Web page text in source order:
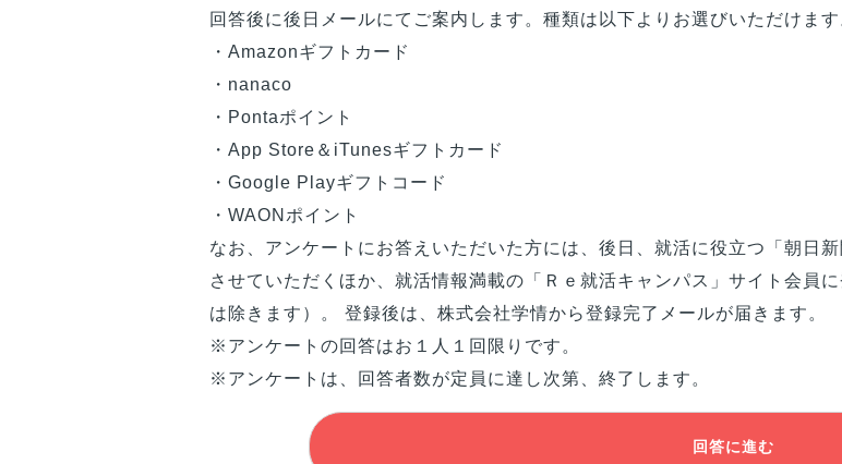
回答後に後日メールにてご案内します。種類は以下よりお選びいただけます
・Amazonギフトカード
・nanaco
・Pontaポイント
・App Store＆iTunesギフトカード
・Google Playギフトコード
・WAONポイント
なお、アンケートにお答えいただいた方には、後日、就活に役立つ「朝日
させていただくほか、就活情報満載の「Ｒｅ就活キャンパス」サイト会員
は除きます）。 登録後は、株式会社学情から登録完了メールが届きます。
※アンケートの回答はお１人１回限りです。
※アンケートは、回答者数が定員に達し次第、終了します。
回答に進む